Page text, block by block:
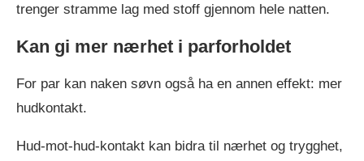
trenger stramme lag med stoff gjennom hele natten.
Kan gi mer nærhet i parforholdet
For par kan naken søvn også ha en annen effekt: mer
hudkontakt.
Hud-mot-hud-kontakt kan bidra til nærhet og trygghet,